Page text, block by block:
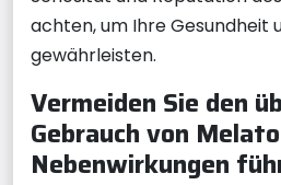
achten, um Ihre Gesundheit
gewährleisten.
Vermeiden Sie den
Gebrauch von
Nebenwirkungen